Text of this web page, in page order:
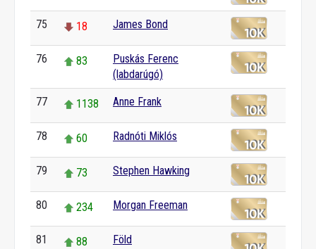
75 18 James Bond
76 83
Puskás Ferenc
(labdarúgó)
77 1138 Anne Frank
78 60 Radnóti Miklós
79 73 Stephen Hawking
80 234 Morgan Freeman
81 88 Föld